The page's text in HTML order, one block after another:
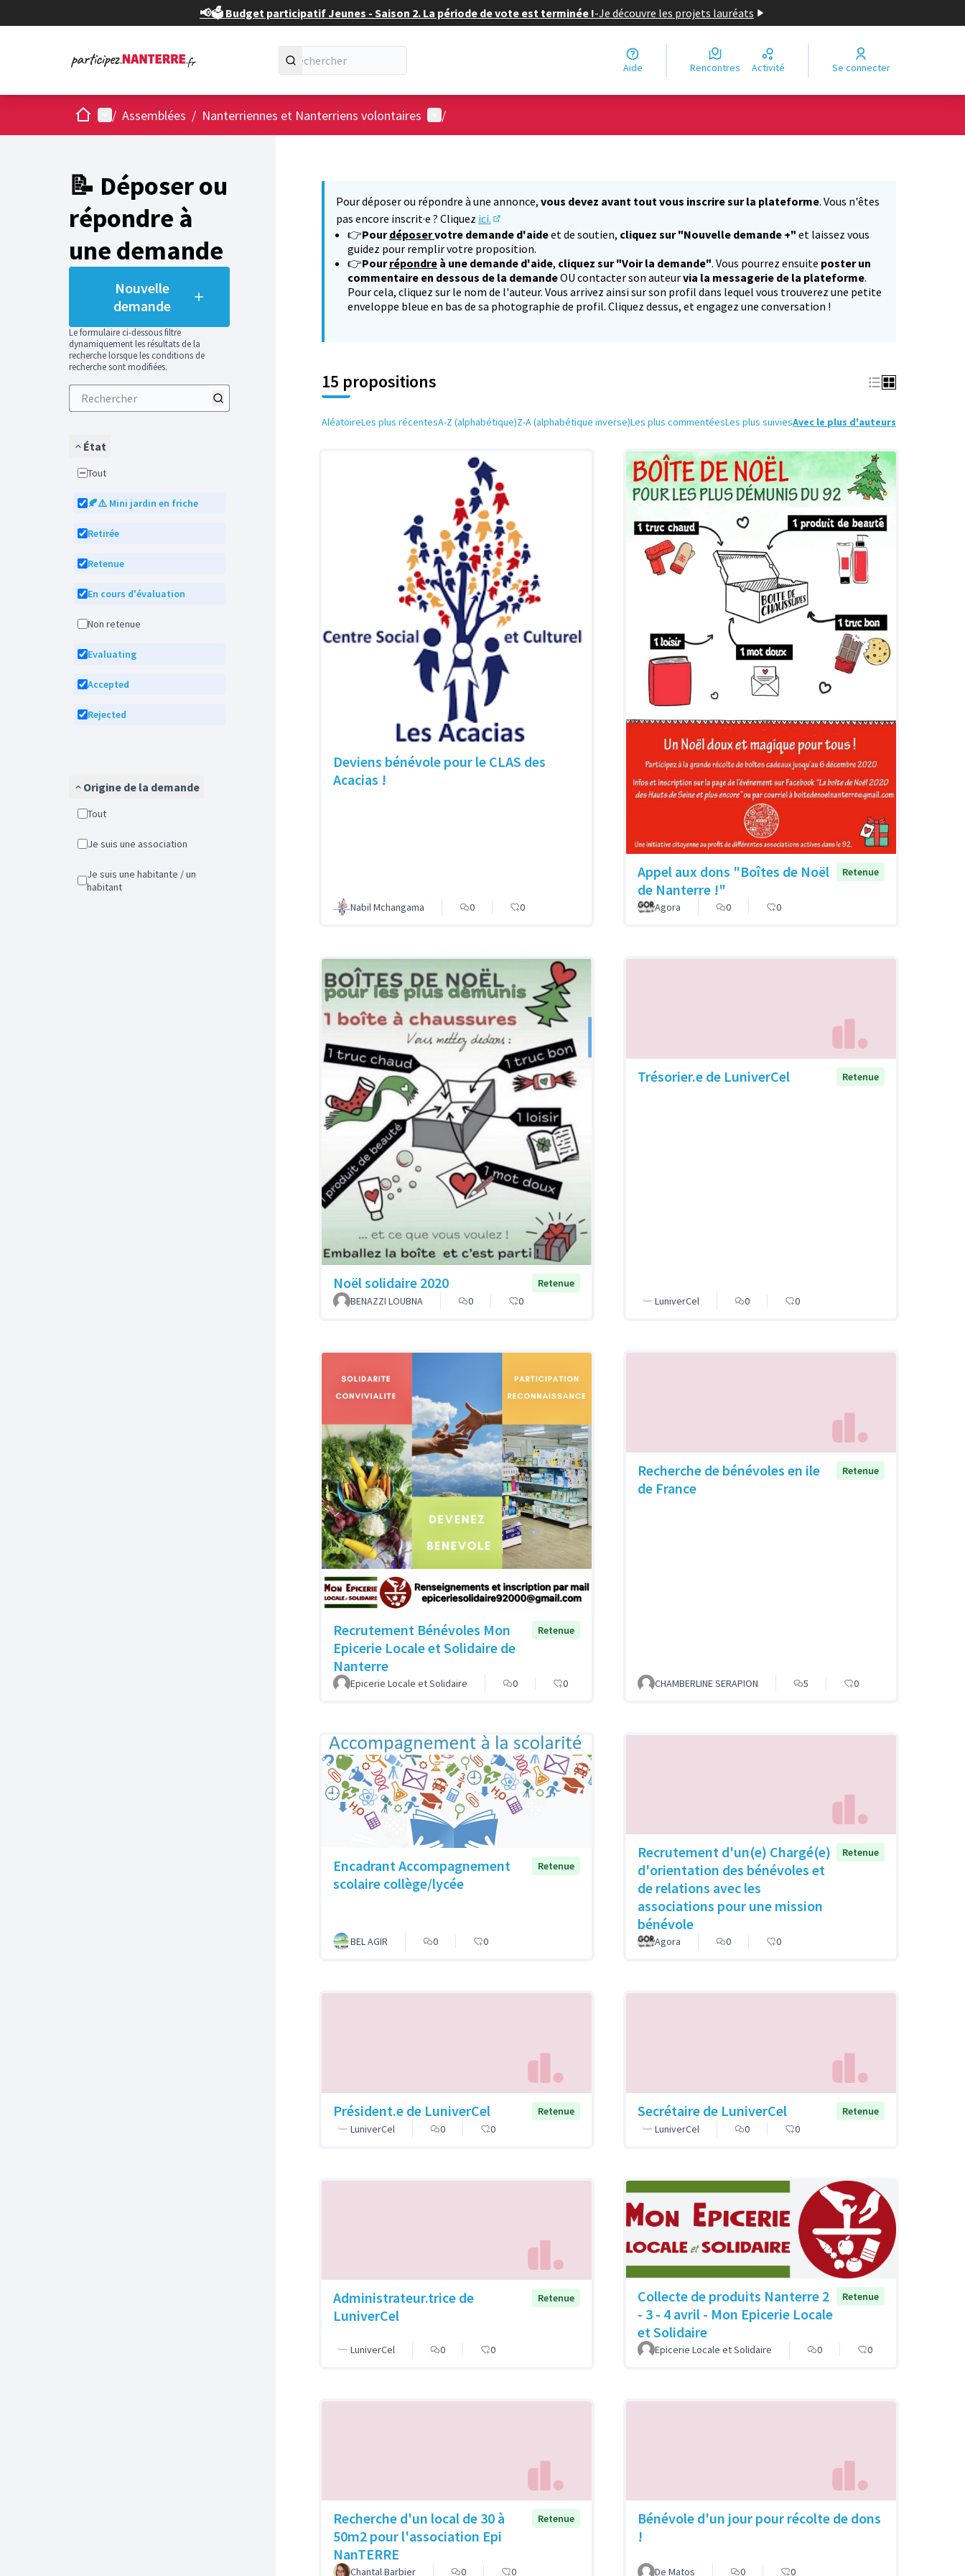
📢🗳️ Budget participatif Jeunes - Saison 2. La période de vote est terminée !-Je découvre les projets lauréats
Aide Rencontres Activité Se connecter
AccueilMenu principal
/ Assemblées / Nanterriennes et Nanterriens volontaires Menu utilisateur
/
📝 Déposer ou
répondre à
une demande
Nouvelle
demande
Le formulaire ci-dessous filtre
dynamiquement les résultats de la
recherche lorsque les conditions de
recherche sont modifiées.
État
Tout
🍂⚠️ Mini jardin en friche
Retirée
Retenue
En cours d'évaluation
Non retenue
Evaluating
Accepted
Rejected
Origine de la demande
Tout
Je suis une association
Je suis une habitante / un
habitant
Pour déposer ou répondre à une annonce, vous devez avant tout vous inscrire sur la plateforme. Vous n'êtes
pas encore inscrit·e ? Cliquez ici.
(S'ouvre dans un nouvel onglet)
👉Pourdéposervotre demande d'aideet de soutien, cliquez sur "Nouvelle demande +" et laissez vous
guidez pour remplir votre proposition.
👉Pourrépondre à une demande d'aide, cliquez sur "Voir la demande". Vous pourrez ensuite poster un
commentaire en dessous de la demandeOU contacter son auteurvia la messagerie de la plateforme.
Pour cela, cliquez sur le nom de l'auteur. Vous arrivez ainsi sur son profil dans lequel vous trouverez une petite
enveloppe bleue en bas de sa photographie de profil. Cliquez dessus, et engagez une conversation !
15 propositions
AléatoireLes plus récentesA-Z (alphabétique)Z-A (alphabétique inverse)Les plus commentéesLes plus suiviesAvec le plus d'auteurs
Deviens bénévole pour le CLAS des
Acacias !
Nabil Mchangama 0 0
Appel aux dons "Boîtes de Noël
de Nanterre !"
Retenue
Agora 0 0
Noël solidaire 2020
Retenue
BENAZZI LOUBNA
0 0
Trésorier.e de LuniverCel Retenue
LuniverCel 0 0
Recrutement Bénévoles Mon
Epicerie Locale et Solidaire de
Nanterre
Retenue
Epicerie Locale et Solidaire 0 0
Recherche de bénévoles en ile
de France
Retenue
CHAMBERLINE SERAPION 5 0
Encadrant Accompagnement
scolaire collège/lycée
Retenue
BEL AGIR 0 0
Recrutement d'un(e) Chargé(e)
d'orientation des bénévoles et
de relations avec les
associations pour une mission
bénévole
Retenue
Agora 0 0
Président.e de LuniverCel
Retenue
LuniverCel
0 0
Secrétaire de LuniverCel
Retenue
LuniverCel
0 0
Administrateur.trice de
LuniverCel
Retenue
LuniverCel 0 0
Collecte de produits Nanterre 2
- 3 - 4 avril - Mon Epicerie Locale
et Solidaire
Retenue
Epicerie Locale et Solidaire 0 0
Recherche d'un local de 30 à
50m2 pour l'association Epi
NanTERRE
Retenue
Chantal Barbier 0 0
Bénévole d'un jour pour récolte de dons
!
De Matos 0 0